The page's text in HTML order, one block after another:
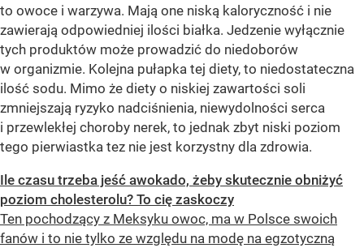
to owoce i warzywa. Mają one niską kaloryczność i nie
zawierają odpowiedniej ilości białka. Jedzenie wyłącznie
tych produktów może prowadzić do niedoborów
w organizmie. Kolejna pułapka tej diety, to niedostateczna
ilość sodu. Mimo że diety o niskiej zawartości soli
zmniejszają ryzyko nadciśnienia, niewydolności serca
i przewlekłej choroby nerek, to jednak zbyt niski poziom
tego pierwiastka tez nie jest korzystny dla zdrowia.
Ile czasu trzeba jeść awokado, żeby skutecznie obniżyć
poziom cholesterolu? To cię zaskoczy
Ten pochodzący z Meksyku owoc, ma w Polsce swoich
fanów i to nie tylko ze względu na modę na egzotyczną